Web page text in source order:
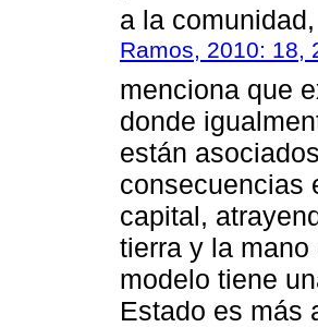
a la
Ramos, 2010: 18,
menciona que
donde
están
consecuencias
capital,
tierra y la
modelo tiene
Estado es más